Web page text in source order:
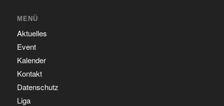
MENÜ
Aktuelles
Event
Kalender
Kontakt
Datenschutz
Liga